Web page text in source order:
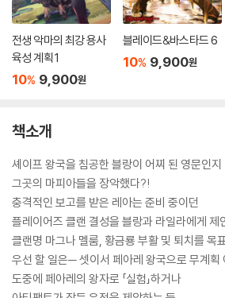
전생 악마의 최강 용사
육성 계획 1
10% 9,900원
블레이드&바스타드 6
10% 9,900원
책소개
셰이프 왕국을 침공한 블랑이 어찌 된 영문인지
그곳의 마피아들을 장악했다?!
충격적인 보고를 받은 레아는 준비 중이던
플레이어즈 클랜 결성을 블랑과 라일라에게 제
클랜명 마그나 멜룸, 황금룡 부활 및 퇴치를 목
우선 할 일은─ 셋이서 페아레 왕국으로 무계획
도중에 페아레의 왕자로 「실험」하거나